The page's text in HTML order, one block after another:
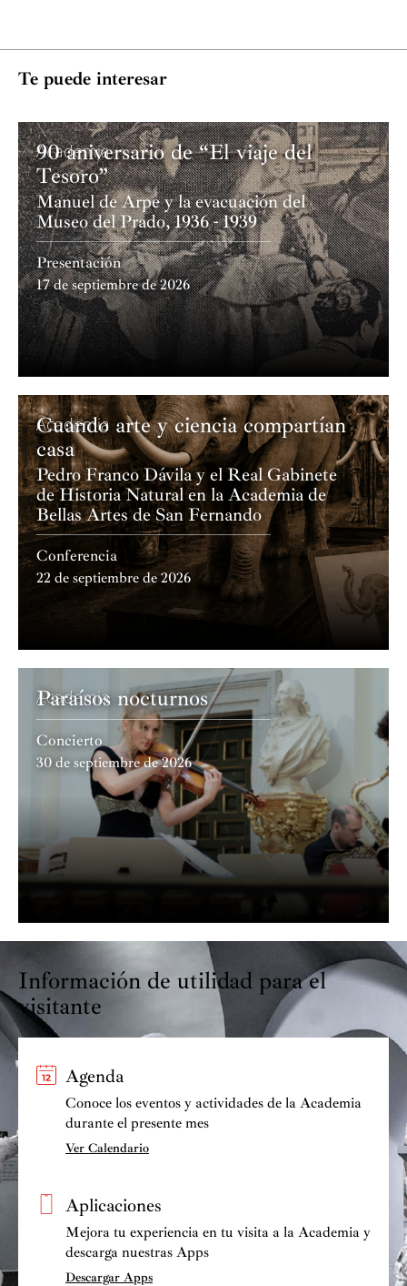
Te puede interesar
Academia
90 aniversario de “El viaje del
Tesoro”
Manuel de Arpe y la evacuación del
Museo del Prado, 1936 - 1939
Presentación
17 de septiembre de 2026
Academia
Cuando arte y ciencia compartían
casa
Pedro Franco Dávila y el Real Gabinete
de Historia Natural en la Academia de
Bellas Artes de San Fernando
Conferencia
22 de septiembre de 2026
Academia
Paraísos nocturnos
Concierto
30 de septiembre de 2026
Información de utilidad para el
visitante
Agenda
Conoce los eventos y actividades de la Academia
durante el presente mes
Ver Calendario
Aplicaciones
Mejora tu experiencia en tu visita a la Academia y
descarga nuestras Apps
Descargar Apps